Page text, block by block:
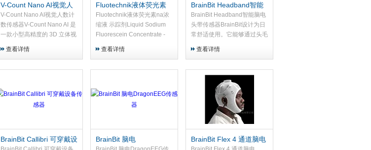
V-Count Nano AI视觉人
数计数传感器
V-Count Nano AI视觉人数计
数传感器V-Count Nano AI 是
一款小型高精度的 3D 立体视
器，支持实时客流统计、在店
查看详情
Fluotechnik液体荧光素
na浓缩液 示踪剂
Fluotechnik液体荧光素na浓
缩液 示踪剂Liquid Sodium
Fluorescein Concentrate -
光素Na浓缩液 - 30%...
查看详情
BrainBit Headband智能
脑电头带传感器
BrainBit Headband智能脑电
头带传感器BrainBit设计为日
常舒适使用。它能够通过头毛
面部、头部和眼部肌肉的生物
监测（测量和记录）。
查看详情
BrainBit Callibri 可穿戴设
BrainBit 脑电
BrainBit Flex 4 通道脑电